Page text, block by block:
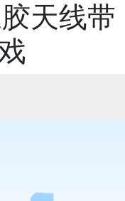
天线带